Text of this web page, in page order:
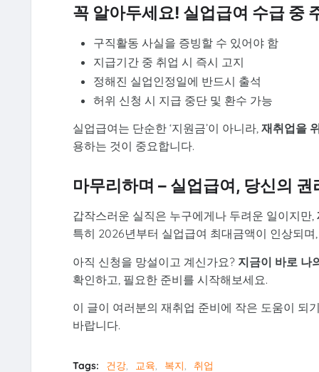
꼭 알아두세요! 실업급여 수급 중
구직활동 사실을 증빙할 수 있어야 함
지급기간 중 취업 시 즉시 고지
정해진 실업인정일에 반드시 출석
허위 신청 시 지급 중단 및 환수 가능
실업급여는 단순한 ‘지원금’이 아니라, 재취업을
용하는 것이 중요합니다.
마무리하며 – 실업급여, 당신의
갑작스러운 실직은 누구에게나 두려운 일이지만,
특히 2026년부터 실업급여 최대금액이 인상되
아직 신청을 망설이고 계신가요? 지금이 바로 나
확인하고, 필요한 준비를 시작해보세요.
이 글이 여러분의 재취업 준비에 작은 도움이 되
바랍니다.
Tags: 건강 교육 복지 취업